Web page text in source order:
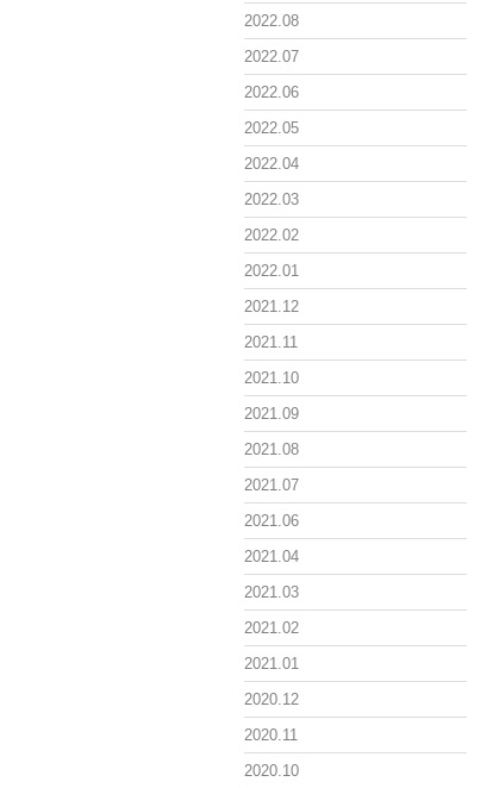
2022.08
2022.07
2022.06
2022.05
2022.04
2022.03
2022.02
2022.01
2021.12
2021.11
2021.10
2021.09
2021.08
2021.07
2021.06
2021.04
2021.03
2021.02
2021.01
2020.12
2020.11
2020.10